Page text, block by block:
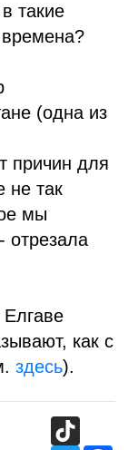
такие
(одна из
причин для
не так
мы
отрезала
как с
здесь).